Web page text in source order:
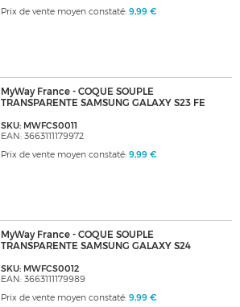
Prix de vente moyen constaté: 9,99 €
MyWay France - COQUE SOUPLE
TRANSPARENTE SAMSUNG GALAXY S23 FE
SKU: MWFCS0011
EAN: 3663111179972
Prix de vente moyen constaté: 9,99 €
MyWay France - COQUE SOUPLE
TRANSPARENTE SAMSUNG GALAXY S24
SKU: MWFCS0012
EAN: 3663111179989
Prix de vente moyen constaté: 9,99 €